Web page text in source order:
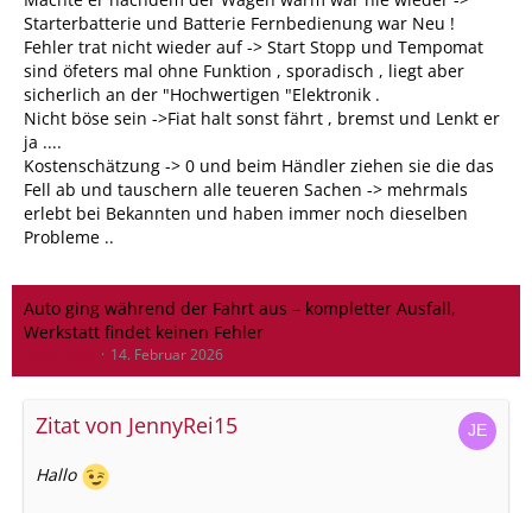
Starterbatterie und Batterie Fernbedienung war Neu !
Fehler trat nicht wieder auf -> Start Stopp und Tempomat
sind öfeters mal ohne Funktion , sporadisch , liegt aber
sicherlich an der "Hochwertigen "Elektronik .
Nicht böse sein ->Fiat halt sonst fährt , bremst und Lenkt er
ja ....
Kostenschätzung -> 0 und beim Händler ziehen sie die das
Fell ab und tauschern alle teueren Sachen -> mehrmals
erlebt bei Bekannten und haben immer noch dieselben
Probleme ..
Auto ging während der Fahrt aus – kompletter Ausfall,
Werkstatt findet keinen Fehler
14. Februar 2026
Zitat von JennyRei15
Hallo